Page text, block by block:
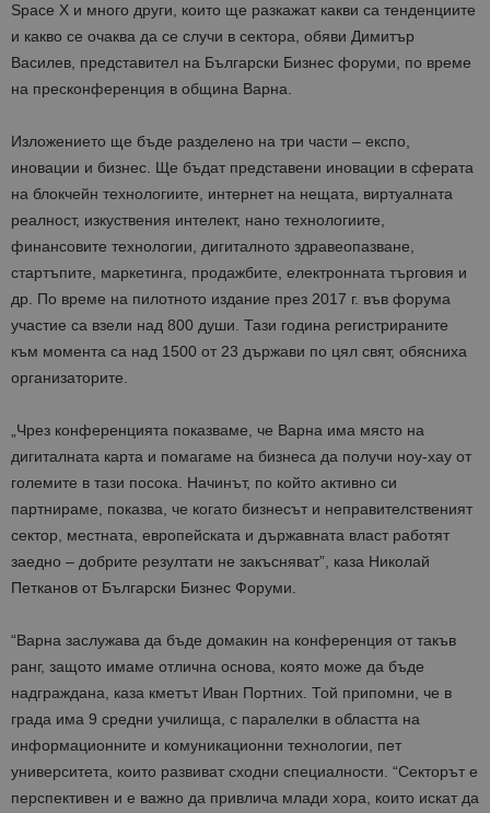
Space X и много други, които ще разкажат какви са тенденциите
и какво се очаква да се случи в сектора, обяви Димитър
Василев, представител на Български Бизнес форуми, по време
на пресконференция в община Варна.
Изложението ще бъде разделено на три части – експо,
иновации и бизнес. Ще бъдат представени иновации в сферата
на блокчейн технологиите, интернет на нещата, виртуалната
реалност, изкуствения интелект, нано технологиите,
финансовите технологии, дигиталното здравеопазване,
стартъпите, маркетинга, продажбите, електронната търговия и
др. По време на пилотното издание през 2017 г. във форума
участие са взели над 800 души. Тази година регистрираните
към момента са над 1500 от 23 държави по цял свят, обясниха
организаторите.
„Чрез конференцията показваме, че Варна има място на
дигиталната карта и помагаме на бизнеса да получи ноу-хау от
големите в тази посока. Начинът, по който активно си
партнираме, показва, че когато бизнесът и неправителственият
сектор, местната, европейската и държавната власт работят
заедно – добрите резултати не закъсняват”, каза Николай
Петканов от Български Бизнес Форуми.
“Варна заслужава да бъде домакин на конференция от такъв
ранг, защото имаме отлична основа, която може да бъде
надграждана, каза кметът Иван Портних. Той припомни, че в
града има 9 средни училища, с паралелки в областта на
информационните и комуникационни технологии, пет
университета, които развиват сходни специалности. “Секторът е
перспективен и е важно да привлича млади хора, които искат да